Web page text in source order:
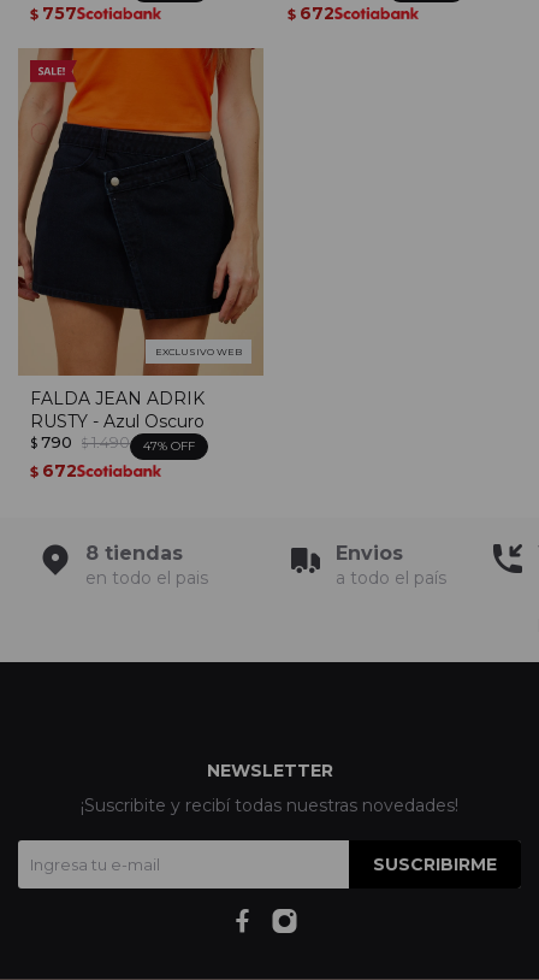
$ 757 $ 672
EXCLUSIVO WEB
FALDA JEAN ADRIK
RUSTY - Azul Oscuro
$ 790 $ 1.490 47
$ 672
8 tiendas
en todo el pais
Envios
a todo el país
NEWSLETTER
¡Suscribite y recibí todas nuestras novedades!
SUSCRIBIRME